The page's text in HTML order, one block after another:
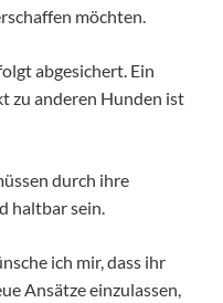
möchten.
abgesichert. Ein
zu anderen Hunden ist
durch ihre
haltbar sein.
ich mir, dass ihr
Ansätze einzulassen,